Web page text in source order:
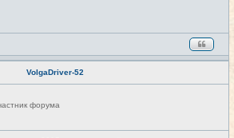
VolgaDriver-52
форума